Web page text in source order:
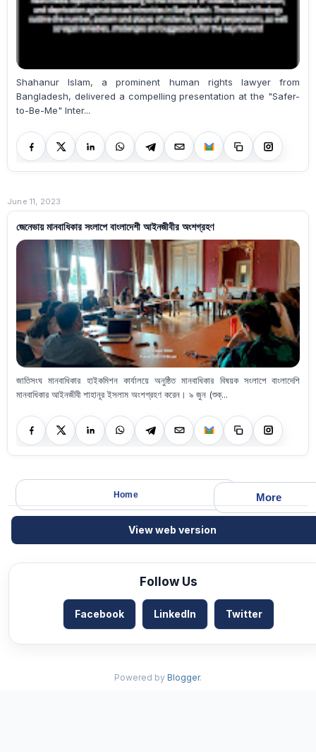
Shahanur Islam, a prominent human rights lawyer from
Bangladesh, delivered a compelling presentation at the "Safer-
to-Be-Me" Inter...
June 11, 2023
জেনেভায় মানবাধিকার সংলাপে বাংলাদেশী আইনজীবীর অংশগ্রহণ
জাতিসংঘ মানবাধিকার হাইকমিশন কার্যালয়ে অনুষ্ঠিত মানবাধিকার বিষয়ক সংলাপে বাংলাদেশি
মানবাধিকার আইনজীবী শাহানূর ইসলাম অংশগ্রহণ করেন। ৯ জুন (শুক্...
More
Home
View web version
Follow Us
Facebook LinkedIn Twitter
Powered by Blogger.